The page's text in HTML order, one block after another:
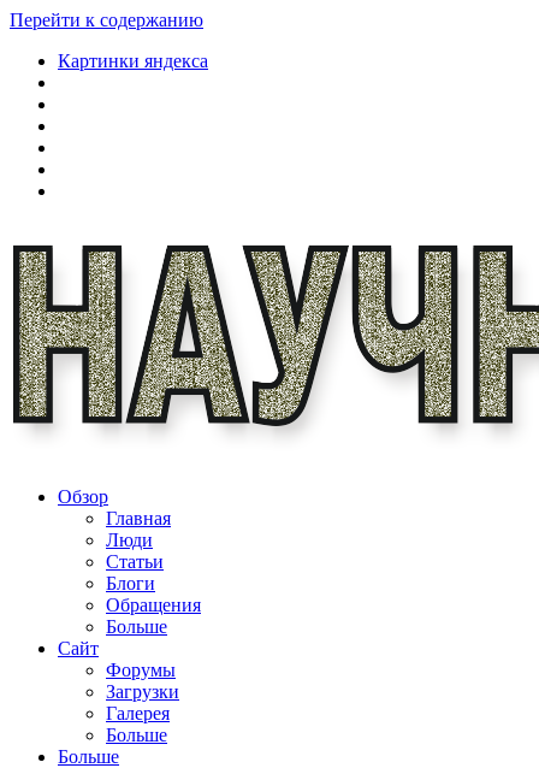
Перейти к содержанию
Картинки яндекса
Обзор
Главная
Люди
Статьи
Блоги
Обращения
Больше
Сайт
Форумы
Загрузки
Галерея
Больше
Больше